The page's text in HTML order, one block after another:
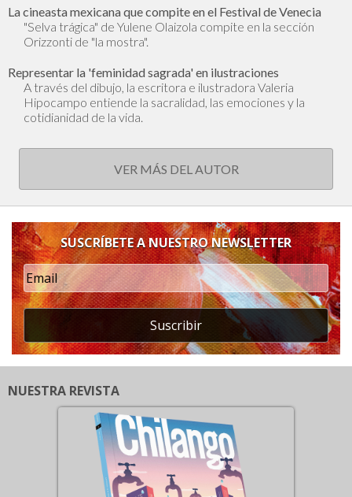
La cineasta mexicana que compite en el Festival de Venecia
"Selva trágica" de Yulene Olaizola compite en la sección
Orizzonti de "la mostra".
Representar la 'feminidad sagrada' en ilustraciones
A través del dibujo, la escritora e ilustradora Valeria
Hipocampo entiende la sacralidad, las emociones y la
cotidianidad de la vida.
VER MÁS DEL AUTOR
SUSCRÍBETE A NUESTRO NEWSLETTER
Suscribir
NUESTRA REVISTA